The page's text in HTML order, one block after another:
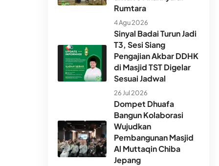
Rumtara
4 Agu 2026
Sinyal Badai Turun Jadi
T3, Sesi Siang
Pengajian Akbar DDHK
di Masjid TST Digelar
Sesuai Jadwal
26 Jul 2026
Dompet Dhuafa
Bangun Kolaborasi
Wujudkan
Pembangunan Masjid
Al Muttaqin Chiba
Jepang